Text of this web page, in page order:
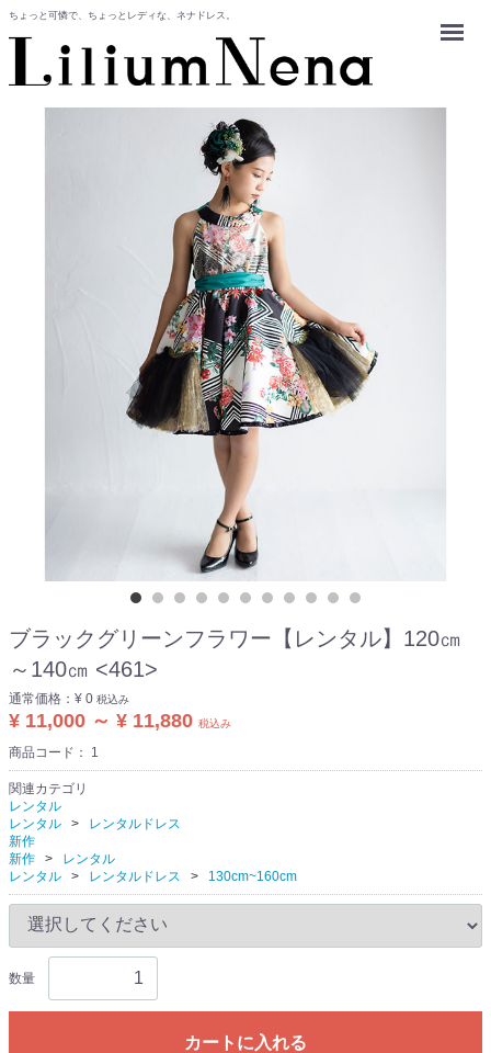
ちょっと可憐で、ちょっとレディな、ネナドレス。
ブラックグリーンフラワー【レンタル】120㎝
～140㎝ <461>
通常価格： ¥ 0 税込み
¥ 11,000 ～ ¥ 11,880 税込み
商品コード： 1
関連カテゴリ
レンタル
レンタル
レンタルドレス
新作
新作
レンタル
レンタル
レンタルドレス 130cm~160cm
数量
カートに入れる